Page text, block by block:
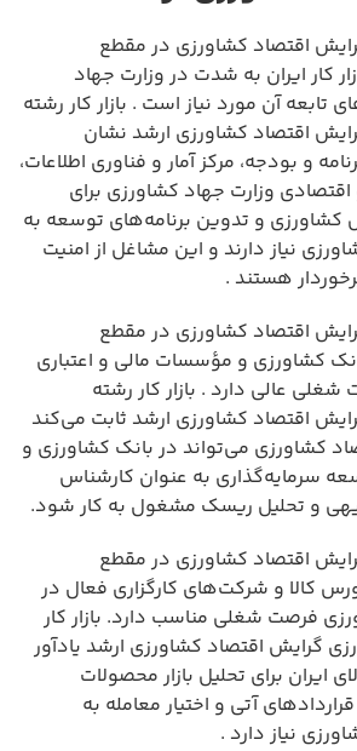
اقتصاد کشاورزی در مقطع
کار ایران به شدت در وزارت جهاد
تابعه آن مورد نیاز است . بازار کار رشته
اقتصاد کشاورزی ارشد نشان
و بودجه، مرکز آمار و فناوری اطلاعات،
اقتصادی وزارت جهاد کشاورزی برای
و تدوین برنامه‌های توسعه به
نیاز دارند و این مشاغل از امنیت
هستند .
اقتصاد کشاورزی در مقطع
کشاورزی و مؤسسات مالی و اعتباری
عالی دارد . بازار کار رشته
اقتصاد کشاورزی ارشد ثابت می‌کند
کشاورزی می‌تواند در بانک کشاورزی و
سرمایه‌گذاری به عنوان کارشناس
و تحلیل ریسک مشغول به کار شود.
اقتصاد کشاورزی در مقطع
کالا و شرکت‌های کارگزاری فعال در
فرصت شغلی مناسب دارد. بازار کار
گرایش اقتصاد کشاورزی ارشد یادآور
برای تحلیل بازار محصولات
آتی و اختیار معامله به
نیاز دارد .